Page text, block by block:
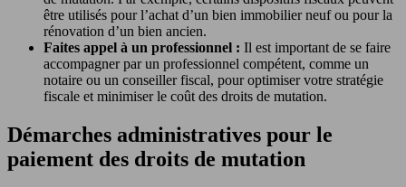
être utilisés pour l’achat d’un bien immobilier neuf ou pour la
rénovation d’un bien ancien.
Faites appel à un professionnel : Il est important de se faire
accompagner par un professionnel compétent, comme un
notaire ou un conseiller fiscal, pour optimiser votre stratégie
fiscale et minimiser le coût des droits de mutation.
Démarches administratives pour le
paiement des droits de mutation